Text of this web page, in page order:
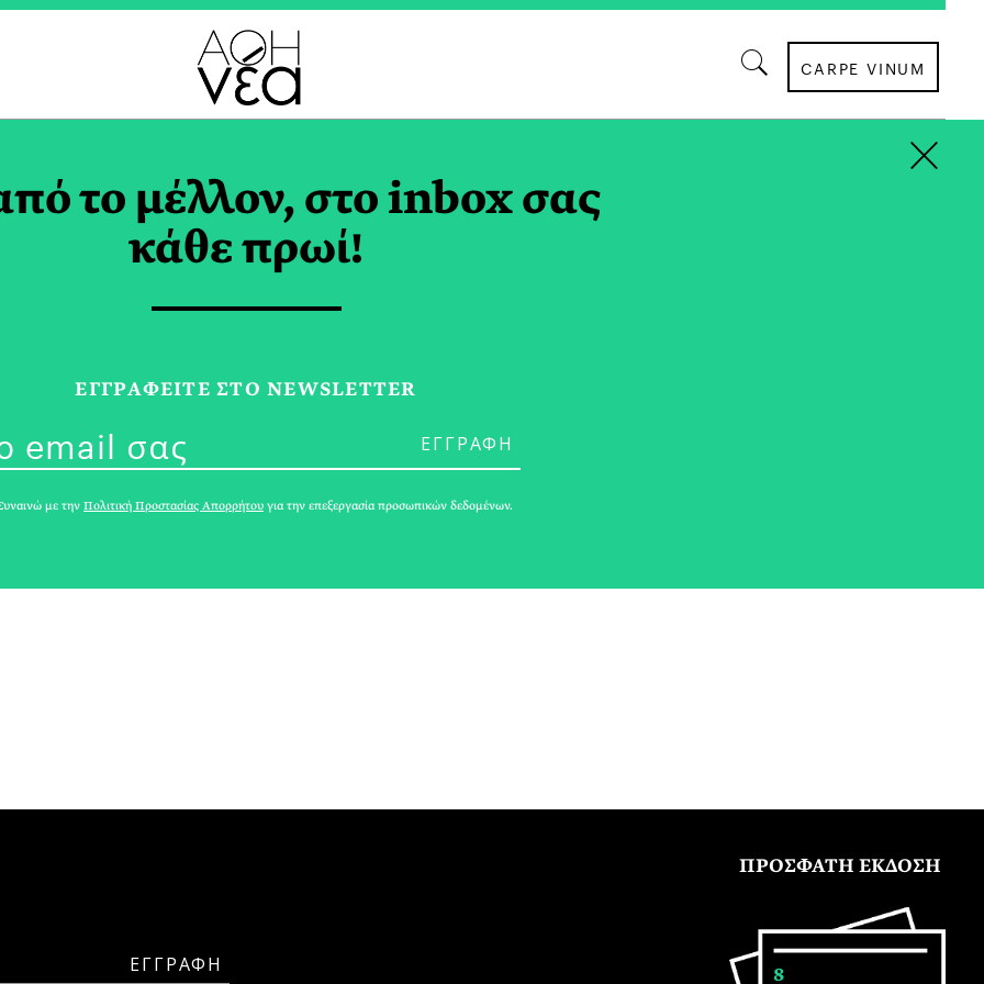
CARPE VINUM
ARTIST TAG
Λίλια Ζιάμου: Στην Ελλάδα Μου Λένε
Ότι Είμαι Αμερικανίδα, στη Νέα Υόρκη
ότι Είμαι Ελληνίδα
ΠΡΟΣΦΑΤΗ ΕΚΔΟΣΗ
8
το μέλλον, στο inbox σας
κάθε πρωί!
ΕΓΓPΑΦΕΙΤΕ ΣΤΟ NEWSLETTER
με τηνΠολιτική Προστασίας Απορρήτου για την επεξεργασία προσωπικών δεδομένων.
×